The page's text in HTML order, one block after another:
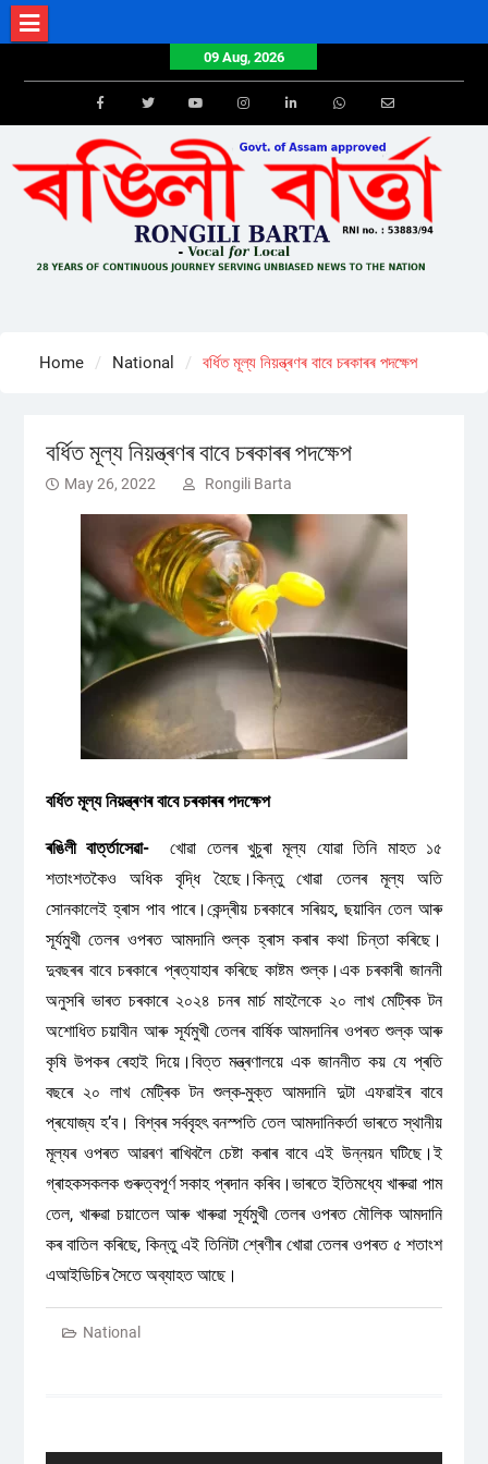
Skip
to
09 Aug, 2026
FacebookTwitterYoutube Email
Home National বৰ্ধিত মূল্য নিয়ন্ত্ৰণৰ বাবে চৰকাৰৰ পদক্ষেপ
বৰ্ধিত মূল্য নিয়ন্ত্ৰণৰ বাবে চৰকাৰৰ পদক্ষেপ
May 26, 2022 Rongili Barta
বৰ্ধিত মূল্য নিয়ন্ত্ৰণৰ বাবে চৰকাৰৰ পদক্ষেপ
ৰঙিলী বাৰ্ত্তাসেৱা-
খোৱা তেলৰ খুচুৰা মূল্য যোৱা তিনি মাহত ১৫
শতাংশতকৈও অধিক বৃদ্ধি হৈছে।কিন্তু খোৱা তেলৰ মূল্য অতি
সোনকালেই হ্ৰাস পাব পাৰে।কেন্দ্ৰীয় চৰকাৰে সৰিয়হ, ছয়াবিন তেল আৰু
সূৰ্যমুখী তেলৰ ওপৰত আমদানি শুল্ক হ্ৰাস কৰাৰ কথা চিন্তা কৰিছে।
দুবছৰৰ বাবে চৰকাৰে প্ৰত্যাহাৰ কৰিছে কাষ্টম শুল্ক।এক চৰকাৰী জাননী
অনুসৰি ভাৰত চৰকাৰে ২০২৪ চনৰ মাৰ্চ মাহলৈকে ২০ লাখ মেট্ৰিক টন
অশোধিত চয়াবীন আৰু সূৰ্যমুখী তেলৰ বাৰ্ষিক আমদানিৰ ওপৰত শুল্ক আৰু
কৃষি উপকৰ ৰেহাই দিয়ে।বিত্ত মন্ত্ৰণালয়ে এক জাননীত কয় যে প্ৰতি
বছৰে ২০ লাখ মেট্ৰিক টন শুল্ক-মুক্ত আমদানি দুটা এফৱাইৰ বাবে
প্ৰযোজ্য হ’ব। বিশ্বৰ সৰ্ববৃহৎ বনস্পতি তেল আমদানিকৰ্তা ভাৰতে স্থানীয়
মূল্যৰ ওপৰত আৱৰণ ৰাখিবলৈ চেষ্টা কৰাৰ বাবে এই উন্নয়ন ঘটিছে।ই
গ্ৰাহকসকলক গুৰুত্বপূৰ্ণ সকাহ প্ৰদান কৰিব।ভাৰতে ইতিমধ্যে খাৰুৱা পাম
তেল, খাৰুৱা চয়াতেল আৰু খাৰুৱা সূৰ্যমুখী তেলৰ ওপৰত মৌলিক আমদানি
কৰ বাতিল কৰিছে, কিন্তু এই তিনিটা শ্ৰেণীৰ খোৱা তেলৰ ওপৰত ৫ শতাংশ
এআইডিচিৰ সৈতে অব্যাহত আছে।
National